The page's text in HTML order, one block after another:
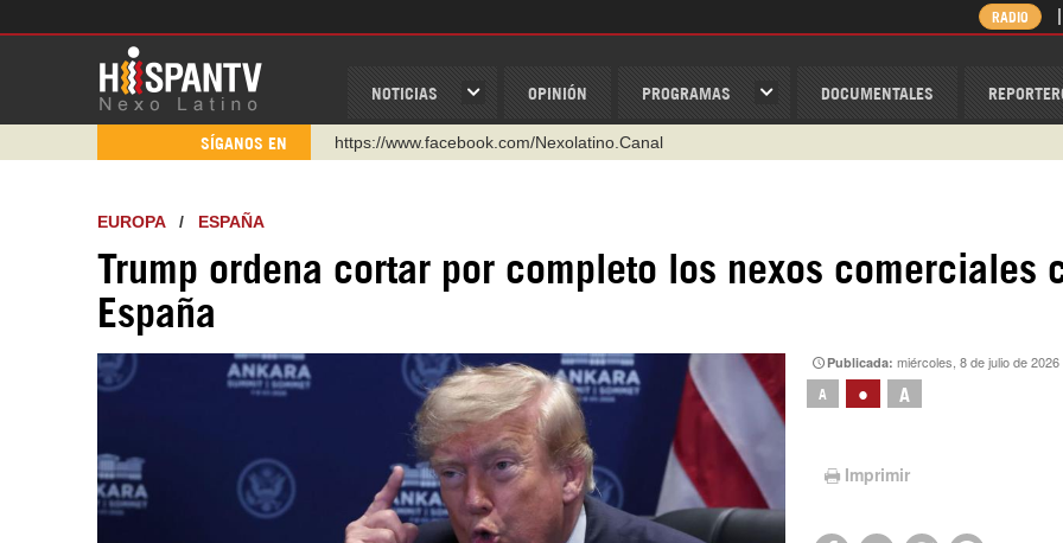
NOTICIAS OPINIÓN PROGRAMAS DOCUMENTALES
RADIO
SÍGANOS EN
https://www.facebook.com/Nexolatino.Canal
https://urmedium.com/c/hispantv
Instagram como: hispan_tv
EUROPA/ ESPAÑA
Trump ordena cortar por completo los nexos comerciales
España
Publicada:miércoles, 8 de julio de
A • A
Imprimir